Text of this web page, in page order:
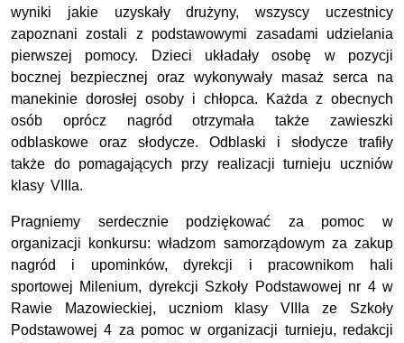
wyniki jakie uzyskały drużyny, wszyscy uczestnicy
zapoznani zostali z podstawowymi zasadami udzielania
pierwszej pomocy. Dzieci układały osobę w pozycji
bocznej bezpiecznej oraz wykonywały masaż serca na
manekinie dorosłej osoby i chłopca. Każda z obecnych
osób oprócz nagród otrzymała także zawieszki
odblaskowe oraz słodycze. Odblaski i słodycze trafiły
także do pomagających przy realizacji turnieju uczniów
klasy VIIIa.
Pragniemy serdecznie podziękować za pomoc w
organizacji konkursu: władzom samorządowym za zakup
nagród i upominków, dyrekcji i pracownikom hali
sportowej Milenium, dyrekcji Szkoły Podstawowej nr 4 w
Rawie Mazowieckiej, uczniom klasy VIIIa ze Szkoły
Podstawowej 4 za pomoc w organizacji turnieju, redakcji